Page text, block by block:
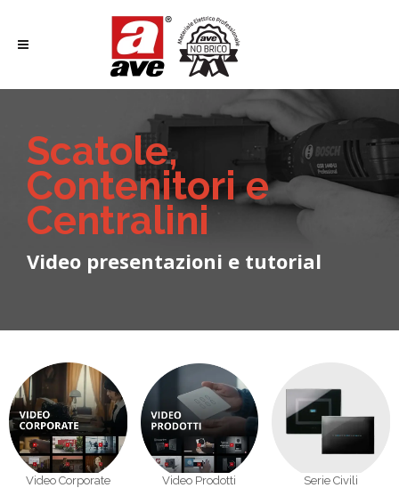
Scatole,
Contenitori e
Centralini
Video presentazioni e tutorial
Video Corporate Video Prodotti Serie Civili